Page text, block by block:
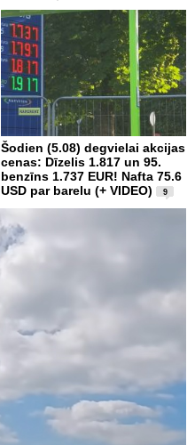
Šodien (5.08) degvielai akcijas
cenas: Dīzelis 1.817 un 95.
benzīns 1.737 EUR! Nafta 75.6
USD par barelu (+ VIDEO)
9